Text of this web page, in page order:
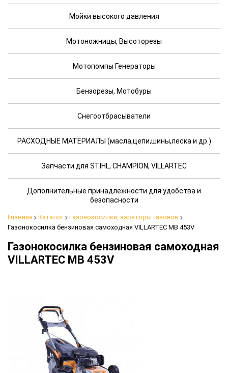
Мойки высокого давления
Мотоножницы, Высоторезы
Мотопомпы Генераторы
Бензорезы, Мотобуры
Снегоотбрасыватели
РАСХОДНЫЕ МАТЕРИАЛЫ (масла,цепи,шины,леска и др.)
Запчасти для STIHL, CHAMPION, VILLARTEC
Дополнительные принадлежности для удобства и
безопасности
Главная Каталог
Газонокосилки, аэраторы газонов
Газонокосилка бензиновая самоходная VILLARTEC MB 453V
Газонокосилка бензиновая самоходная
VILLARTEC MB 453V